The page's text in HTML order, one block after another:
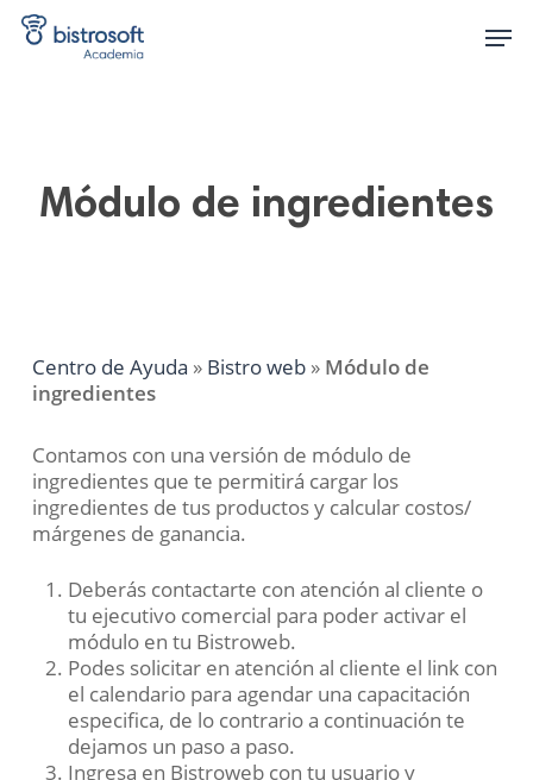
Skip
Módulo de ingredientes
Centro de Ayuda » Bistro web» Módulo de
ingredientes
Contamos con una versión de módulo de
ingredientes que te permitirá cargar los
ingredientes de tus productos y calcular costos/
márgenes de ganancia.
Deberás contactarte con atención al cliente o
tu ejecutivo comercial para poder activar el
módulo en tu Bistroweb.
Podes solicitar en atención al cliente el link con
el calendario para agendar una capacitación
especifica, de lo contrario a continuación te
dejamos un paso a paso.
Ingresa en Bistroweb con tu usuario y